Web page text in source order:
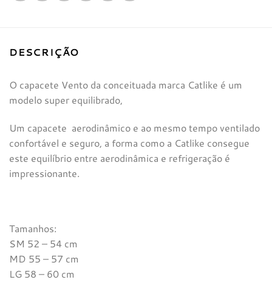
DESCRIÇÃO
O capacete Vento da conceituada marca Catlike é um
modelo super equilibrado,
Um capacete aerodinâmico e ao mesmo tempo ventilado
confortável e seguro, a forma como a Catlike consegue
este equilíbrio entre aerodinâmica e refrigeração é
impressionante.
Tamanhos:
SM 52 – 54 cm
MD 55 – 57 cm
LG 58 – 60 cm